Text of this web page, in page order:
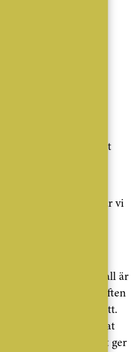
i dag Hälsinglands
varit en ledande
samarbetet som ett
på plats:
Joakim och Sara får vi
vis vara ännu mer
Ann-Sofie Lundvall är
De delar drivkraften
prova nya arbetssätt.
är strategiskt placerat
nedanför liften, vilket ger